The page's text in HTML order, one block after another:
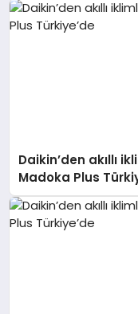
Daikin’den akıllı
Madoka Plus